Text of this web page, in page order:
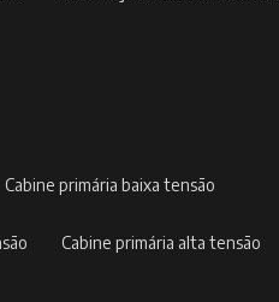
cabine primária baixa tensão
cabine primária alta tensão